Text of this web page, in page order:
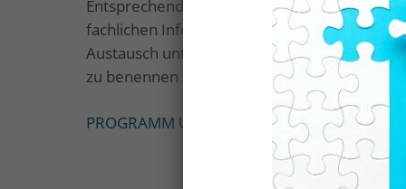
Entsprechend den aktuellen Anforderungen
fachlichen Informationen Gelegenheit zur
Austausch untereinander initiieren. Um
zu benennen und ggf. gemachte Erfahrungen
PROGRAMM UND TAGESABLAUF